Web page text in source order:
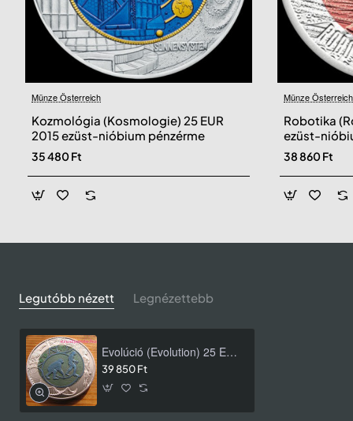
Münze Österreich
Kozmológia (Kosmologie) 25 EUR
2015 ezüst-nióbium pénzérme
35 480 Ft
Münze Österreich
Robotika
ezüst-
38 860 Ft
Legutóbb nézett Legnézettebb
Evolúció (Evolution) 25 EUR 2014 ezüst-nióbium pénzérme
39 850 Ft